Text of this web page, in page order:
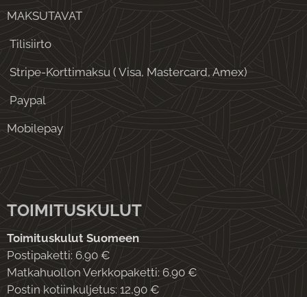
MAKSUTAVAT
Tilisiirto
Stripe-Korttimaksu ( Visa, Mastercard, Amex)
Paypal
Mobilepay
TOIMITUSKULUT
Toimituskulut Suomeen
Postipaketti: 6.90 €
Matkahuollon Verkkopaketti: 6.90 €
Postin kotiinkuljetus: 12,90 €